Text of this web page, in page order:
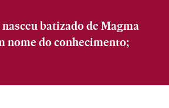
batizado de Magma
nome do conhecimento;